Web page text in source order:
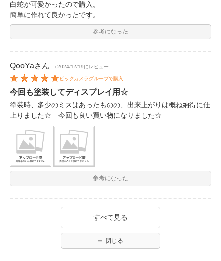
白蛇が可愛かったので購入。
簡単に作れて良かったです。
参考になった
QooYaさん （2024/12/19にレビュー）
ビックカメラグループで購入
今回も塗装してディスプレイ用☆
塗装時、多少のミスはあったものの、出来上がりは概ね納得に仕
上りました☆ 今回も良い買い物になりました☆
参考になった
すべて見る
閉じる